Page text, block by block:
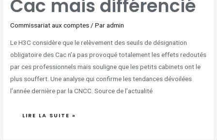
Cac mais différencié
Commissariat aux comptes/ Paradmin
Le H3C considère que le relèvement des seuils de désignation
obligatoire des Cac n’a pas provoqué totalement les effets redoutés
par ces professionnels mais souligne que les petits cabinets ont le
plus souffert. Une analyse qui confirme les tendances dévoilées
l’année dernière par la CNCC. Source de l’actualité
LIRE LA SUITE »